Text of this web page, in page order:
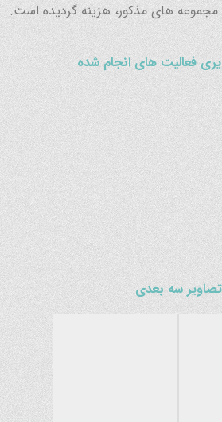
های مذکور، هزینه گردیده است.
فعالیت های انجام شده
تصاویر سه بعدی